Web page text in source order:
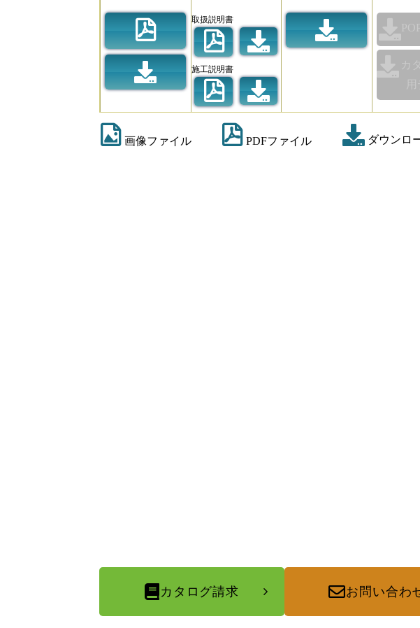
取扱説明書
施工説明書
カ
画像ファイル PDFファイル ダウンロ
カタログ請求 お問い合わ